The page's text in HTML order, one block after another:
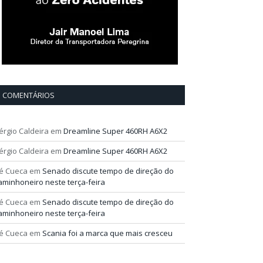
COMENTÁRIOS
Caldeira em Dreamline Super 460RH A6X2
Caldeira em Dreamline Super 460RH A6X2
Cueca em Senado discute tempo de direção do
neste terça-feira
Cueca em Senado discute tempo de direção do
neste terça-feira
Cueca em Scania foi a marca que mais cresceu